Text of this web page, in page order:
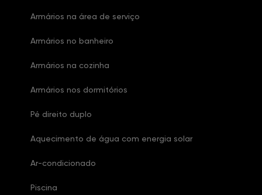
Armários na área de serviço
Armários no banheiro
Armários na cozinha
Armários nos dormitórios
Pé direito duplo
Aquecimento de água com energia solar
Ar-condicionado
Piscina